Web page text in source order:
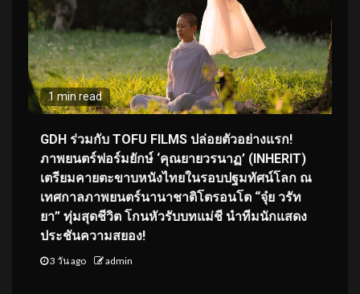
1 min read
GDH ร่วมกับ TOFU FILMS ปล่อยตัวอย่างแรก!
ภาพยนตร์ฟอร์มยักษ์ ‘คุณยายวรนาฏ’ (INHERIT)
เตรียมคายตะขาบหนังไทยในรอบปฐมทัศน์โลก ณ
เทศกาลภาพยนตร์นานาชาติโตรอนโต “จุ๋ย วรัท
ยา” ทุ่มสุดชีวิต โกนหัวรับบทแม่ชี นำทีมนักแสดง
ประชันความสยอง!
3 วัน ago admin